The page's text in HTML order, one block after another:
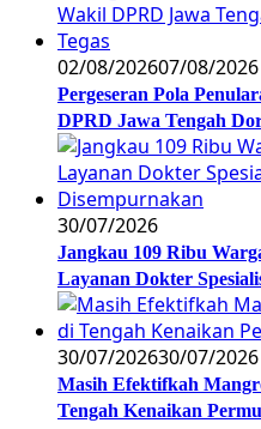
02/08/202607/08/2026
Pergeseran Pola
DPRD Jawa Tengah
30/07/2026
Jangkau 109 Ribu
Layanan Dokter
30/07/202630/07/2026
Masih Efektifkah
Tengah Kenaikan